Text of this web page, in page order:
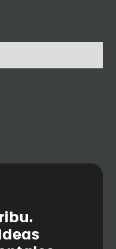
ibu.
Ideas